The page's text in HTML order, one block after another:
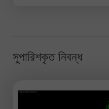
সুপারিশকৃত নিবন্ধ